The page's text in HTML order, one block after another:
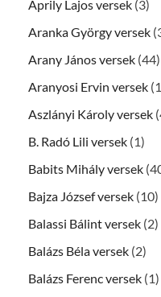
Áprily Lajos versek (3)
Aranka György versek
Arany János versek (44)
Aranyosi Ervin versek
Aszlányi Károly versek
B. Radó Lili versek (1)
Babits Mihály versek
Bajza József versek (10)
Balassi Bálint versek (2)
Balázs Béla versek (2)
Balázs Ferenc versek (1)